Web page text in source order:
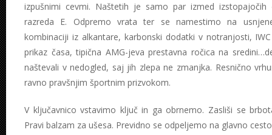
izpušnimi cevmi. Naštetih je samo par izmed izstopajočih
razreda E. Odpremo vrata ter se namestimo na
kombinaciji iz alkantare, karbonski dodatki v notranjosti,
prikaz časa, tipična AMG-jeva prestavna ročica na
naštevali v nedogled, saj jih zlepa ne zmanjka. Resnično
ravno pravšnjim športnim prizvokom.
V ključavnico vstavimo ključ in ga obrnemo. Zasliši se
Pravi balzam za ušesa. Previdno se odpeljemo na glavno